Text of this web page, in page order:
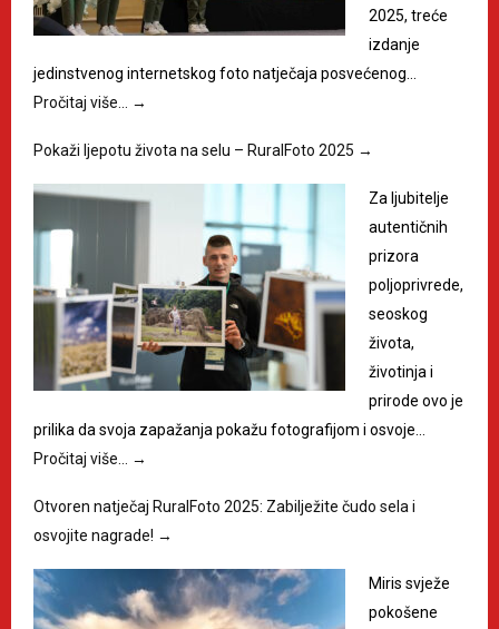
2025, treće
izdanje
jedinstvenog internetskog foto natječaja posvećenog…
Pročitaj više…
→
Pokaži ljepotu života na selu – RuralFoto 2025 →
Za ljubitelje
autentičnih
prizora
poljoprivrede,
seoskog
života,
životinja i
prirode ovo je
prilika da svoja zapažanja pokažu fotografijom i osvoje…
Pročitaj više…
→
Otvoren natječaj RuralFoto 2025: Zabilježite čudo sela i
osvojite nagrade! →
Miris svježe
pokošene